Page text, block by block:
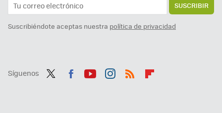
SUSCRIBIR
Suscribiéndote aceptas nuestra política de privacidad
Síguenos